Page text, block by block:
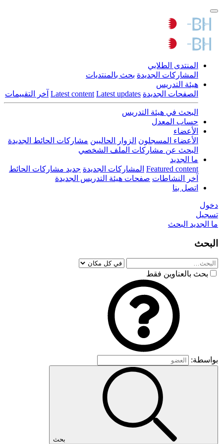
المنتدى الطلابي
المشاركات الجديدة بحث بالمنتديات
هيئة التدريس
الصفحات الجديدة
Latest content Latest updates آخر التقييمات
البحث في هيئة التدريس
حساب المعدل
الأعضاء
الأعضاء المسجلون الزوار الحاليين مشاركات الحائط الجديدة
البحث عن مشاركات الملف الشخصي
ما الجديد
Featured content المشاركات الجديدة جديد مشاركات الحائط
آخر النشاطات صفحات هيئة التدريس الجديدة
اتصل بنا
دخول
تسجيل
ما الجديد البحث
البحث
بحث بالعناوين فقط
بواسطة:
بحث